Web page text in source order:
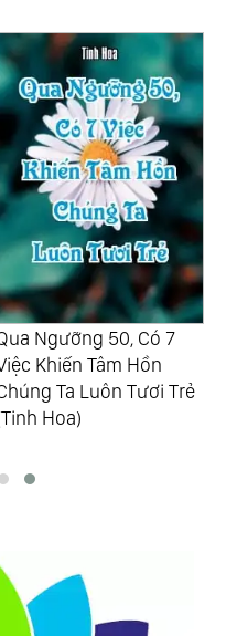
Bùn Ném Người
Dù Trúng Hay
Thì Tay Bạn Đã
Bẩn (Tinh Hoa)